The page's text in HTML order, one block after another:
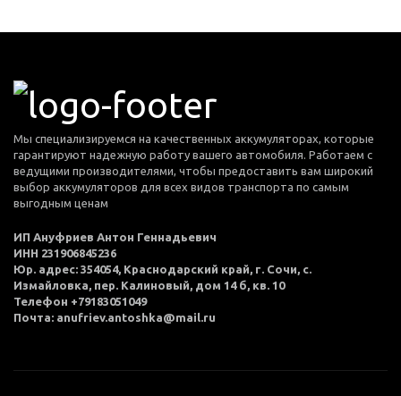
Мы специализируемся на качественных аккумуляторах, которые
гарантируют надежную работу вашего автомобиля. Работаем с
ведущими производителями, чтобы предоставить вам широкий
выбор аккумуляторов для всех видов транспорта по самым
выгодным ценам
ИП Ануфриев Антон Геннадьевич
ИНН 231906845236
Юр. адрес: 354054, Краснодарский край, г. Сочи, с.
Измайловка, пер. Калиновый, дом 14 б, кв. 10
Телефон +79183051049
Почта: anufriev.antoshka@mail.ru